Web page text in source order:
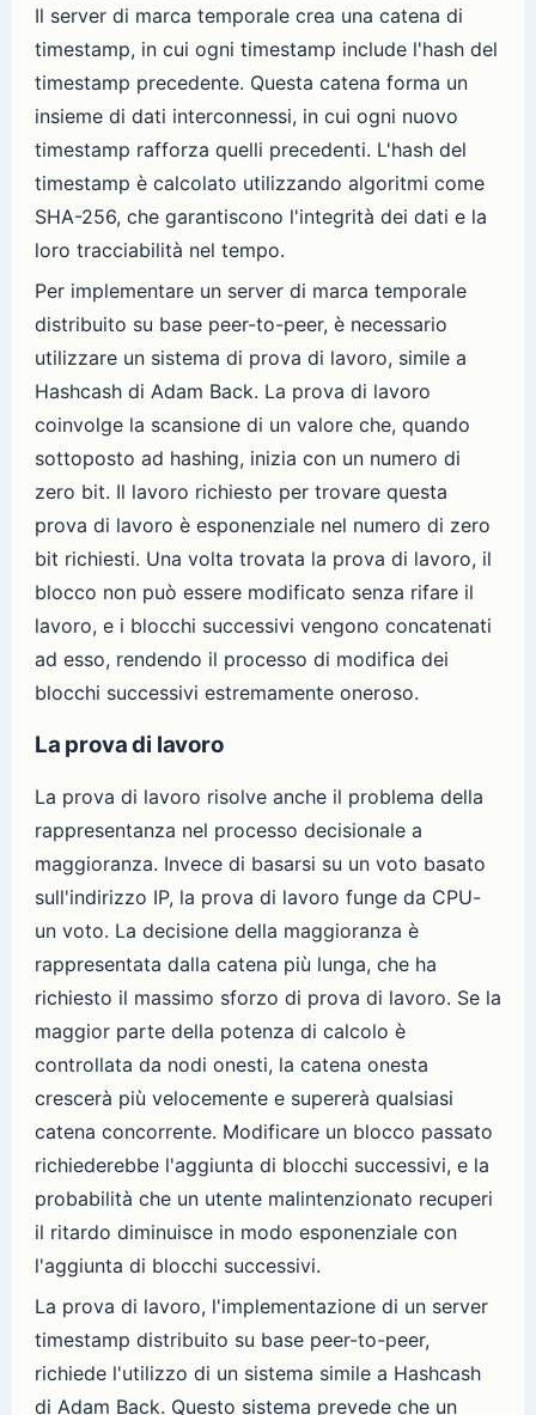
Il server di marca temporale crea una catena di
timestamp, in cui ogni timestamp include l'hash del
timestamp precedente. Questa catena forma un
insieme di dati interconnessi, in cui ogni nuovo
timestamp rafforza quelli precedenti. L'hash del
timestamp è calcolato utilizzando algoritmi come
SHA-256, che garantiscono l'integrità dei dati e la
loro tracciabilità nel tempo.
Per implementare un server di marca temporale
distribuito su base peer-to-peer, è necessario
utilizzare un sistema di prova di lavoro, simile a
Hashcash di Adam Back. La prova di lavoro
coinvolge la scansione di un valore che, quando
sottoposto ad hashing, inizia con un numero di
zero bit. Il lavoro richiesto per trovare questa
prova di lavoro è esponenziale nel numero di zero
bit richiesti. Una volta trovata la prova di lavoro, il
blocco non può essere modificato senza rifare il
lavoro, e i blocchi successivi vengono concatenati
ad esso, rendendo il processo di modifica dei
blocchi successivi estremamente oneroso.
La prova di lavoro
La prova di lavoro risolve anche il problema della
rappresentanza nel processo decisionale a
maggioranza. Invece di basarsi su un voto basato
sull'indirizzo IP, la prova di lavoro funge da CPU-
un voto. La decisione della maggioranza è
rappresentata dalla catena più lunga, che ha
richiesto il massimo sforzo di prova di lavoro. Se la
maggior parte della potenza di calcolo è
controllata da nodi onesti, la catena onesta
crescerà più velocemente e supererà qualsiasi
catena concorrente. Modificare un blocco passato
richiederebbe l'aggiunta di blocchi successivi, e la
probabilità che un utente malintenzionato recuperi
il ritardo diminuisce in modo esponenziale con
l'aggiunta di blocchi successivi.
La prova di lavoro, l'implementazione di un server
timestamp distribuito su base peer-to-peer,
richiede l'utilizzo di un sistema simile a Hashcash
di Adam Back. Questo sistema prevede che un